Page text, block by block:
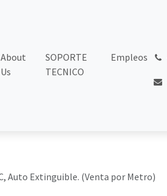
About
Us
SOPORTE
TECNICO
Empleos
Auto Extinguible. (Venta por Metro)